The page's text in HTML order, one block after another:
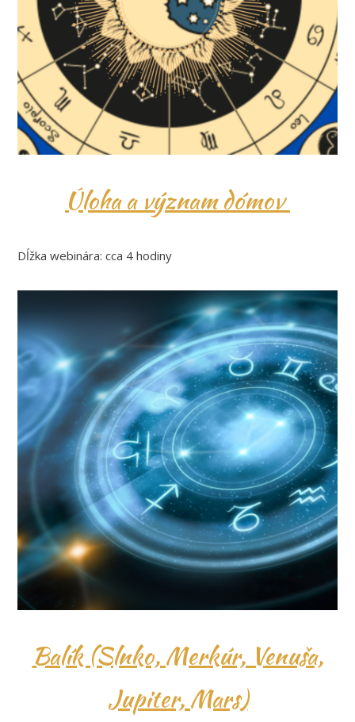
Úloha a význam dómov
Dĺžka webinára: cca 4 hodiny
Balík (Slnko, Merkúr, Venuša,
Jupiter, Mars)